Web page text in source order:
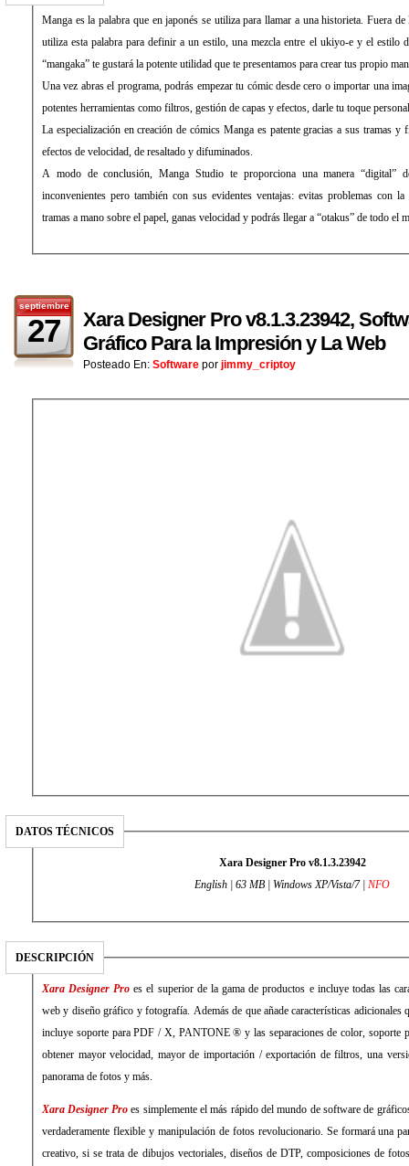
Manga es la palabra que en japonés se utiliza para llamar a una historieta. Fuera
utiliza esta palabra para definir a un estilo, una mezcla entre el ukiyo-e y el estilo
“mangaka” te gustará la potente utilidad que te presentamos para crear tus propio
Una vez abras el programa, podrás empezar tu cómic desde cero o importar una
potentes herramientas como filtros, gestión de capas y efectos, darle tu toque
La especialización en creación de cómics Manga es patente gracias a sus tramas y
efectos de velocidad, de resaltado y difuminados.
A modo de conclusión, Manga Studio te proporciona una manera “digital”
inconvenientes pero también con sus evidentes ventajas: evitas problemas con la
tramas a mano sobre el papel, ganas velocidad y podrás llegar a “otakus” de todo el
septiembre
27
Xara Designer Pro v8.1.3.23942,
Gráfico Para la Impresión y La Web
Posteado En: Software por jimmy_criptoy
DATOS TÉCNICOS
Xara Designer Pro v8.1.3.23942
English | 63 MB | Windows XP/Vista/7| NFO
DESCRIPCIÓN
Xara Designer Pro es el superior de la gama de productos e incluye todas las
web y diseño gráfico y fotografía. Además de que añade características adicionales
incluye soporte para PDF / X, PANTONE ® y las separaciones de color, soporte
obtener mayor velocidad, mayor de importación / exportación de filtros, una
panorama de fotos y más.
Xara Designer Pro es simplemente el más rápido del mundo de software de
verdaderamente flexible y manipulación de fotos revolucionario. Se formará una
creativo, si se trata de dibujos vectoriales, diseños de DTP, composiciones de